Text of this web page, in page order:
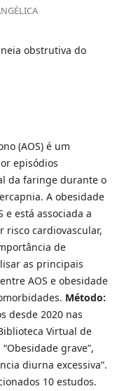
obstrutiva do
(AOS) é um
episódios
da faringe durante o
A obesidade
está associada a
risco cardiovascular,
de
as principais
AOS e obesidade
Método:
desde 2020 nas
Virtual de
grave”,
diurna excessiva”.
10 estudos.